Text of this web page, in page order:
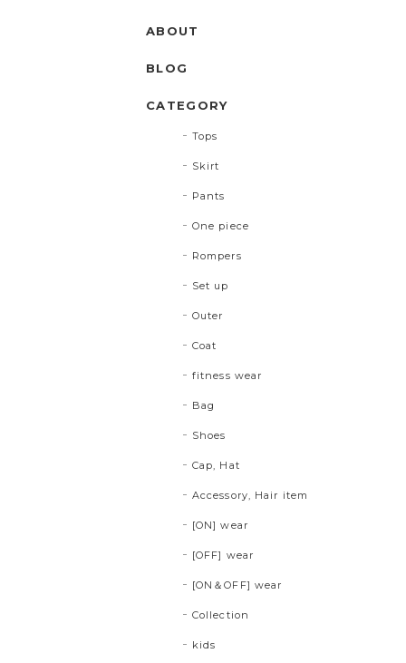
ABOUT
BLOG
CATEGORY
Tops
Skirt
Pants
One piece
Rompers
Set up
Outer
Coat
fitness wear
Bag
Shoes
Cap, Hat
Accessory, Hair item
[ON] wear
[OFF] wear
[ON＆OFF] wear
Collection
kids